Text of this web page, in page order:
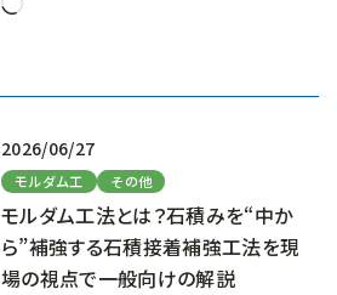
読
2026/06/27
モルダム工 その他
モルダム工法とは？石積みを“中か
ら”補強する石積接着補強工法を現
場の視点で一般向けの解説